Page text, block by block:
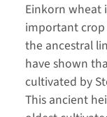
Einkorn wheat
important crop
the ancestral
have shown
cultivated by
This ancient